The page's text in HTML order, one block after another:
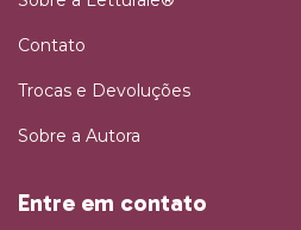
Contato
Trocas e Devoluções
Sobre a Autora
Entre em contato